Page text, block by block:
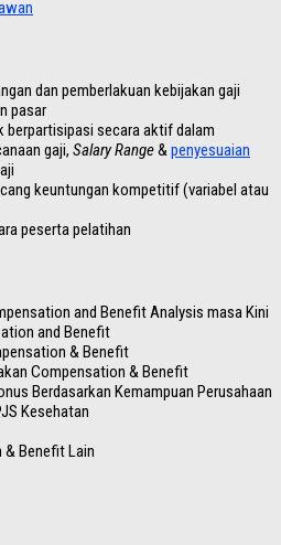
dan pemberlakuan kebijakan gaji
pasar
berpartisipasi secara aktif dalam
gaji, Salary Range&penyesuaian
keuntungan kompetitif (variabel atau
peserta pelatihan
and Benefit Analysis masa Kini
and Benefit
& Benefit
Compensation & Benefit
Berdasarkan Kemampuan Perusahaan
Kesehatan
Benefit Lain